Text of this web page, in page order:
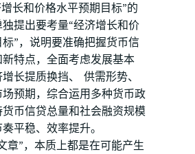
长和价格水平预期目标”的
提出要考量“经济增长和价
”，说明要准确把握货币信
特点，全面考虑发展基本
长提质换挡、 供需形势、
预期，综合运用多种货币政
币信贷总量和社会融资规模
平稳、效率提升。
章”，本质上都是在可能产生